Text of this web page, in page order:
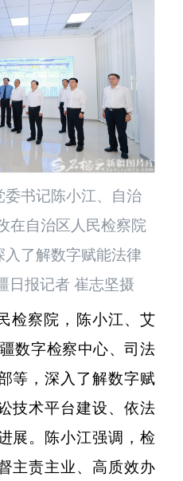
委书记陈小江、自治
在自治区人民检察院
入了解数字赋能法律
日报记者 崔志坚摄
察院，陈小江、艾
数字检察中心、司法
等，深入了解数字赋
技术平台建设、依法
展。陈小江强调，检
主责主业、高质效办